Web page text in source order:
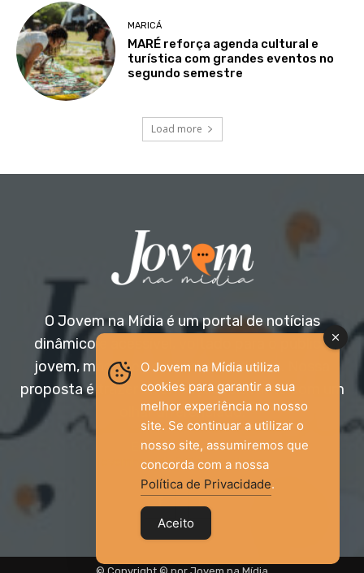
MARICÁ
MARÉ reforça agenda cultural e
turística com grandes eventos no
segundo semestre
Load more
O Jovem na Mídia é um portal de notícias
dinâmico e acessível, voltado para o público
jovem, mas aberto a todas as idades. Nossa
proposta é trazer informação relevante com um
olhar diferenciado.
Entre em contato:
jovemnamidia2017@gmail.com
O Jovem na Mídia utiliza
cookies para garantir a sua
melhor experiência no nosso
site. Se continuar a utilizar o
nosso site, assumiremos que
concorda com a nossa
Política de Privacidade.
Aceito